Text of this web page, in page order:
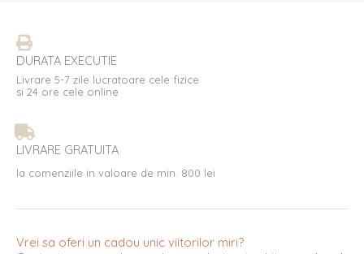
DURATA EXECUTIE
Livrare 5-7 zile lucratoare cele fizice
si 24 ore cele online
LIVRARE GRATUITA
la comenziile in valoare de min. 800 lei
Vrei sa oferi un cadou unic viitorilor miri?